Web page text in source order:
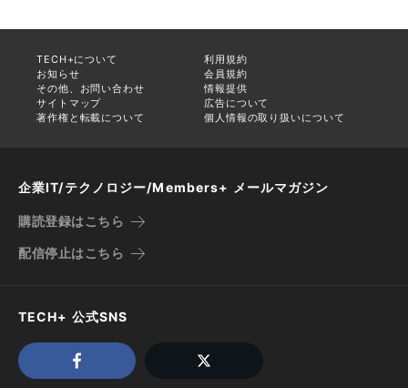
TECH+について
利用規約
お知らせ
会員規約
その他、お問い合わせ
情報提供
サイトマップ
広告について
著作権と転載について
個人情報の取り扱いについて
企業IT/テクノロジー/Members+ メールマガジン
購読登録はこちら
配信停止はこちら
TECH+ 公式SNS